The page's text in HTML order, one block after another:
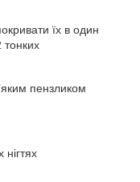
їх в один
пензликом